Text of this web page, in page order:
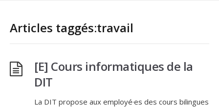
Articles taggés:travail
[E] Cours informatiques de la
DIT
La DIT propose aux employé·es des cours bilingues